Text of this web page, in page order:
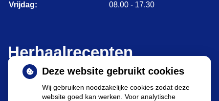
Vrijdag:
08.00 - 17.30
Herhaalrecepten
Deze website gebruikt cookies
Wij gebruiken noodzakelijke cookies zodat deze
website goed kan werken. Voor analytische